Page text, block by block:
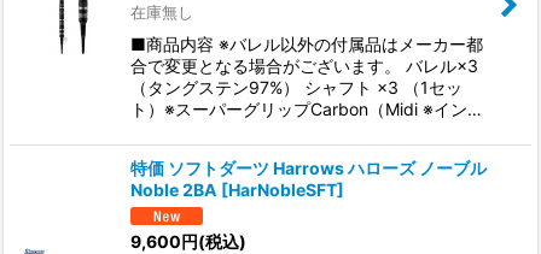
在庫無し
■商品内容 ※バレル以外の付属品はメーカー都
合で変更となる場合がございます。 バレル×3
（タングステン97%） シャフト ×3 （1セッ
ト）※スーパーグリップCarbon（Midi ※イン…
特価 ソフトダーツ Harrows ハローズ ノーブル
Noble 2BA [HarNobleSFT]
9,600 円(税込)